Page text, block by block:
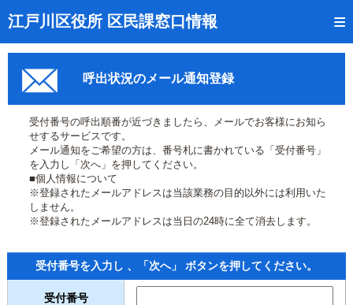
江戸川区役所 区民課窓口情報
トップページ
受付番号の呼出状況確認
証明書の交付状況確認
呼出状況のメール通知登録
来庁日時の事前予約
事前予約の確認・取消
本サイトのご利用案内
呼出状況のメール通知登録
受付番号の呼出順番が近づきましたら、メールでお客様にお知ら
せするサービスです。
メール通知をご希望の方は、番号札に書かれている「受付番号」
を入力し「次へ」を押してください。
■個人情報について
※登録されたメールアドレスは当該業務の目的以外には利用いた
しません。
※登録されたメールアドレスは当日の24時に全て消去します。
受付番号を入力し 、「次へ」 ボタンを押してください。
受付番号